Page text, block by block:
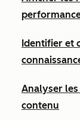
Identifier et
Analyser
contenu